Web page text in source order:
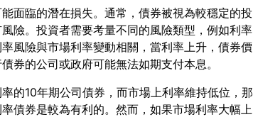
面臨的潛在損失。通常，債券被視為較穩定的投
險。投資者需要考量不同的風險類型，例如利率
風險與市場利率變動相關，當利率上升，債券價
的10年期公司債券，而市場上利率維持低位，那
債券是較為有利的。然而，如果市場利率大幅上